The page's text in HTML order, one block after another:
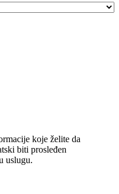
koje želite da
biti prosleđen
uslugu.